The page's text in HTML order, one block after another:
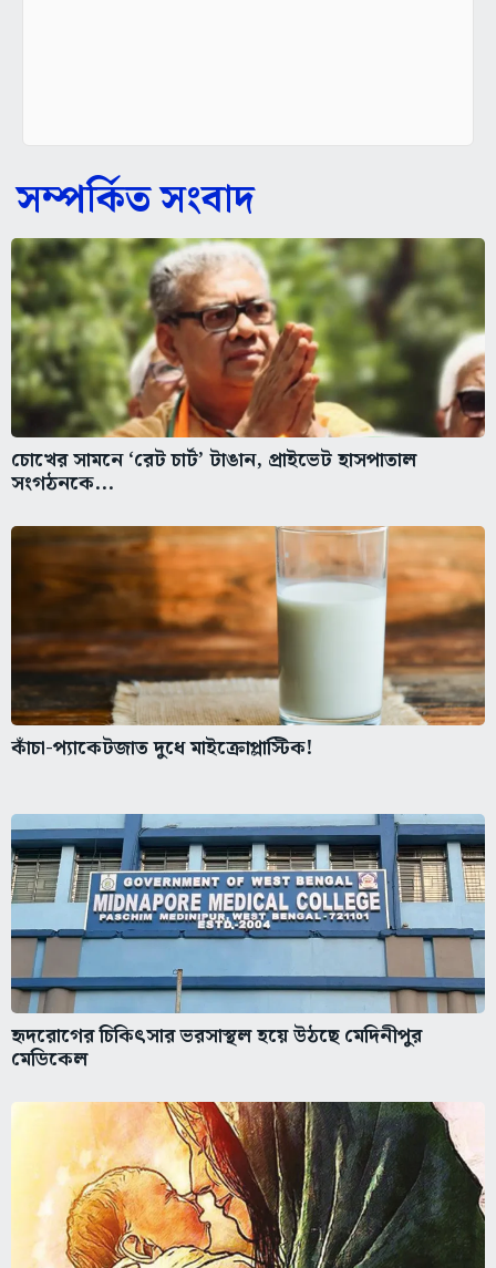
সম্পর্কিত সংবাদ
চোখের সামনে ‘রেট চার্ট’ টাঙান, প্রাইভেট হাসপাতাল
সংগঠনকে...
কাঁচা-প্যাকেটজাত দুধে মাইক্রোপ্লাস্টিক!
হৃদরোগের চিকিৎসার ভরসাস্থল হয়ে উঠছে মেদিনীপুর
মেডিকেল